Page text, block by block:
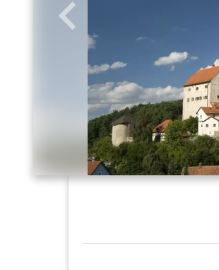
Zurück